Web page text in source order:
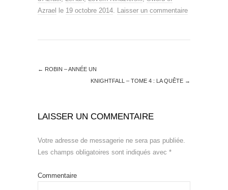
Azrael
le 19 octobre 2014. Laisser un commentaire
← ROBIN – ANNÉE UN
KNIGHTFALL – TOME 4 : LA QUÊTE →
LAISSER UN COMMENTAIRE
Votre adresse de messagerie ne sera pas publiée.
Les champs obligatoires sont indiqués avec *
Commentaire